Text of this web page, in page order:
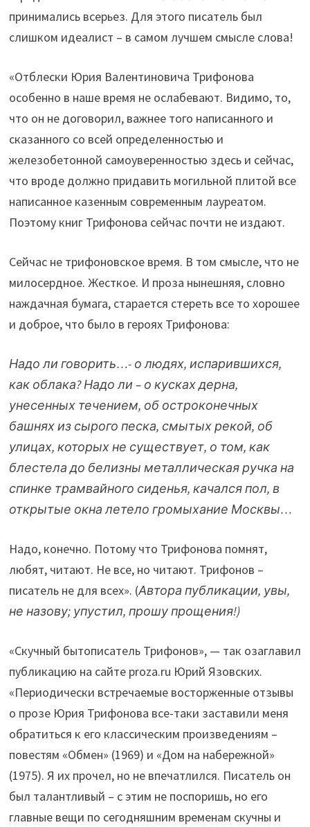
принимались всерьез. Для этого писатель был
слишком идеалист – в самом лучшем смысле слова!
«Отблески Юрия Валентиновича Трифонова
особенно в наше время не ослабевают. Видимо, то,
что он не договорил, важнее того написанного и
сказанного со всей определенностью и
железобетонной самоуверенностью здесь и сейчас,
что вроде должно придавить могильной плитой все
написанное казенным современным лауреатом.
Поэтому книг Трифонова сейчас почти не издают.
Сейчас не трифоновское время. В том смысле, что не
милосердное. Жесткое. И проза нынешняя, словно
наждачная бумага, старается стереть все то хорошее
и доброе, что было в героях Трифонова:
Надо ли говорить…- о людях, испарившихся,
как облака? Надо ли – о кусках дерна,
унесенных течением, об остроконечных
башнях из сырого песка, смытых рекой, об
улицах, которых не существует, о том, как
блестела до белизны металлическая ручка на
спинке трамвайного сиденья, качался пол, в
открытые окна летело громыхание Москвы…
Надо, конечно. Потому что Трифонова помнят,
любят, читают. Не все, но читают. Трифонов –
писатель не для всех». (Автора публикации, увы,
не назову; упустил, прошу прощения!)
«Скучный бытописатель Трифонов», — так озаглавил
публикацию на сайте proza.ru Юрий Язовских.
«Периодически встречаемые восторженные отзывы
о прозе Юрия Трифонова все-таки заставили меня
обратиться к его классическим произведениям –
повестям «Обмен» (1969) и «Дом на набережной»
(1975). Я их прочел, но не впечатлился. Писатель он
был талантливый – с этим не поспоришь, но его
главные вещи по сегодняшним временам скучны и